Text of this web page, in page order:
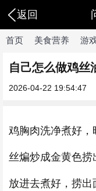
返回
首页 美食营养 游
自己怎么做鸡丝
2026-04-22 19:54:47
鸡胸肉洗净煮好
丝煸炒成金黄色
放进去煮好，捞